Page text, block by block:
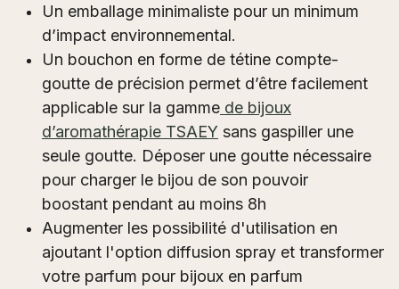
Un emballage minimaliste pour un minimum
d’impact environnemental.
Un bouchon en forme de tétine compte-
goutte de précision permet d’être facilement
applicable sur la gamme de bijoux
d’aromathérapie TSAEY sans gaspiller une
seule goutte. Déposer une goutte nécessaire
pour charger le bijou de son pouvoir
boostant pendant au moins 8h
Augmenter les possibilité d'utilisation en
ajoutant l'option diffusion spray et transformer
votre parfum pour bijoux en parfum